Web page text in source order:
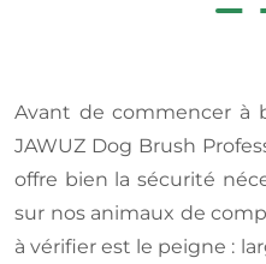
Avant de commencer à
JAWUZ Dog Brush
offre bien la sécurité
sur nos animaux de
à vérifier est le peigne :